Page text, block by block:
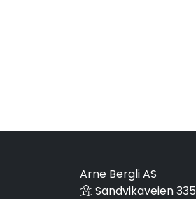
Arne Bergli AS
Sandvikaveien 335